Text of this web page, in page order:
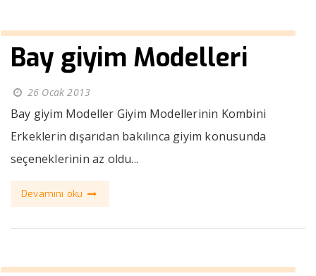
Bay giyim Modelleri
26 Ocak 2013
Bay giyim Modeller Giyim Modellerinin Kombini
Erkeklerin dışarıdan bakılınca giyim konusunda
seçeneklerinin az oldu...
Devamını oku